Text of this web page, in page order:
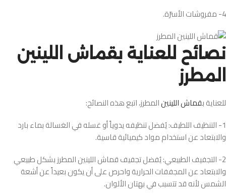
4- مفروشات الأسرّة.
نصائح للعناية بقماش اللينين
المطرز
للعناية بقماش اللينينالمطرز، اتبع هذه النصائح:
1- التنظيف اللطيف: يُفضل تنظيفه يدوياً أو غسله في الغسالة بماء بارد
والابتعاد عن استخدام مواد كيميائية قاسية.
2- التجفيف الطبيعي: يُفضل تجفيف قماش اللينين المطرز بشكل طبيعي
والابتعاد عن المجففات الحرارية واحرص على أن يكون بعيداً عن أشعة
الشمس لأنه قد تتسبب في بهتان الألوان.